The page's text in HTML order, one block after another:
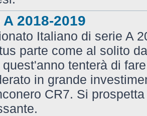
2018-2019
Italiano di serie A
parte come al solito
quest'anno tenterà di
in grande
CR7. Si